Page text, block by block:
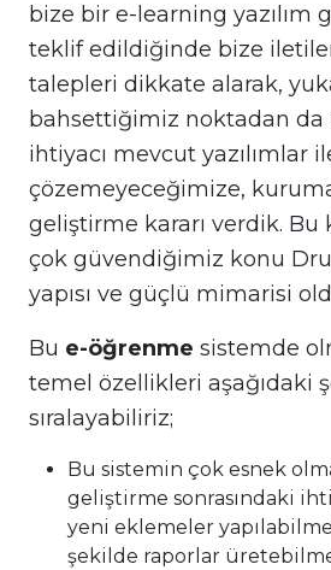
bize bir e-learning yazılım
teklif edildiğinde bize
talepleri dikkate alarak,
bahsettiğimiz noktadan da
ihtiyacı mevcut yazılımlar
çözemeyeceğimize,
geliştirme kararı verdik. Bu
çok güvendiğimiz konu
yapısı ve güçlü mimarisi
Bu e-öğrenme sistemde
temel özellikleri aşağıdaki
sıralayabiliriz;
Bu sistemin çok esnek
geliştirme sonrasındaki
yeni eklemeler
şekilde raporlar